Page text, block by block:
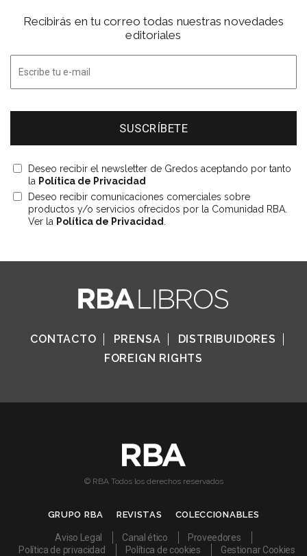
Recibirás en tu correo todas nuestras novedades
editoriales
Deseo recibir el newsletter de Gredos aceptando por tanto
la Política de Privacidad
Deseo recibir comunicaciones comerciales sobre
productos y/o servicios ofrecidos por la Comunidad RBA.
Ver la Política de Privacidad
CONTACTO PRENSA
DISTRIBUIDORES
FOREIGN RIGHTS
© RBA Todos los derechos reservados
GRUPO RBA REVISTAS COLECCIONABLES
Aviso Legal Canal ético
Proveedores
Política de privacidad
Política de cookies Gestionar Cookies